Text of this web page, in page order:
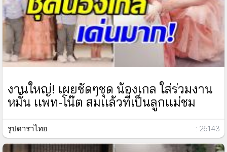
งานใหญ่! เผยชัดๆชุด น้องเกล ใส่ร่วมงาน
หมั้น เเพท-โน๊ต สมเเล้วที่เป็นลูกเเม่ชม
รูปดาราไทย : 26143